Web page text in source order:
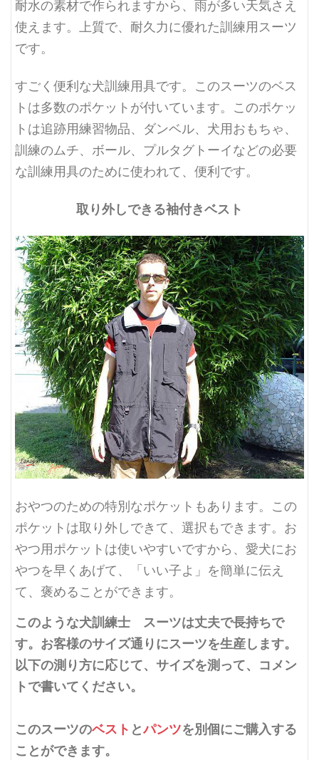
耐水の素材で作られますから、雨が多い天気さえ
使えます。上質で、耐久力に優れた訓練用スーツ
です。
すごく便利な犬訓練用具です。このスーツのベス
トは多数のポケットが付いています。このポケッ
トは追跡用練習物品、ダンベル、犬用おもちゃ、
訓練のムチ、ボール、プルタグトーイなどの必要
な訓練用具のために使われて、便利です。
取り外しできる袖付きベスト
おやつのための特別なポケットもあります。この
ポケットは取り外しできて、選択もできます。お
やつ用ポケットは使いやすいですから、愛犬にお
やつを早く あげて、「いい子よ」を簡単に伝え
て、褒めることができます。
このような犬訓練士 スーツは丈夫で長持ちで
す。お客様のサイズ通りにスーツを生産します。
以下の測り方に応じて、サイズを測って、コメン
トで書いてください。
このスーツのベスト とパンツを別個にご購入する
ことができます。